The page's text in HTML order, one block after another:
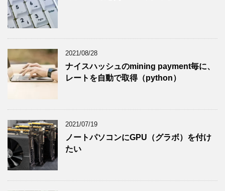
2021/08/28
ナイスハッシュのmining payment毎に、
レートを自動で取得（python）
2021/07/19
ノートパソコンにGPU（グラボ）を付け
たい